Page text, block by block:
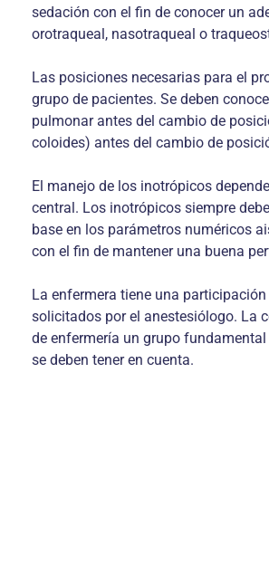
sedación con el fin de conocer un
orotraqueal, nasotraqueal o
Las posiciones necesarias para el
grupo de pacientes. Se deben
pulmonar antes del cambio de
coloides) antes del cambio de
El manejo de los inotrópicos
central. Los inotrópicos siempre
base en los parámetros numéricos
con el fin de mantener una buena
La enfermera tiene una
solicitados por el anestesiólogo. La
de enfermería un grupo
se deben tener en cuenta.